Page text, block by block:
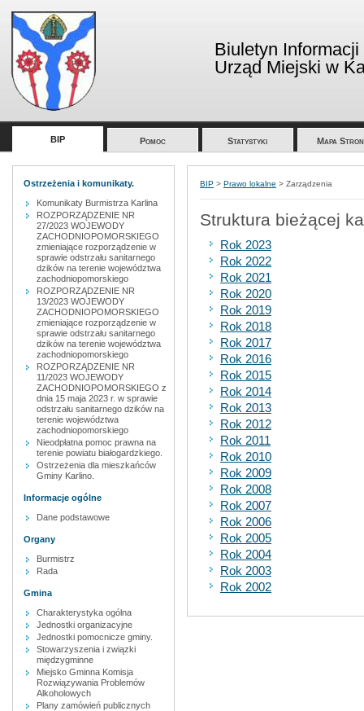
Biuletyn
Urząd Miejski w
BIP Pomoc Statystyki Mapa
Ostrzeżenia i komunikaty.
Komunikaty Burmistrza Karlina
ROZPORZĄDZENIE NR
27/2023 WOJEWODY
ZACHODNIOPOMORSKIEGO
zmieniające rozporządzenie w
sprawie odstrzału sanitarnego
dzików na terenie województwa
zachodniopomorskiego
ROZPORZĄDZENIE NR
13/2023 WOJEWODY
ZACHODNIOPOMORSKIEGO
zmieniające rozporządzenie w
sprawie odstrzału sanitarnego
dzików na terenie województwa
zachodniopomorskiego
ROZPORZĄDZENIE NR
11/2023 WOJEWODY
ZACHODNIOPOMORSKIEGO z
dnia 15 maja 2023 r. w sprawie
odstrzału sanitarnego dzików na
terenie województwa
zachodniopomorskiego
Nieodpłatna pomoc prawna na
terenie powiatu białogardzkiego.
Ostrzeżenia dla mieszkańców
Gminy Karlino.
Informacje ogólne
Dane podstawowe
Organy
Burmistrz
Rada
Gmina
Charakterystyka ogólna
Jednostki organizacyjne
Jednostki pomocnicze gminy.
Stowarzyszenia i związki
międzygminne
Miejsko Gminna Komisja
Rozwiązywania Problemów
Alkoholowych
Plany zamówień publicznych
BIP > Prawo lokalne > Zarządzenia
Struktura bieżącej
Rok 2023
Rok 2022
Rok 2021
Rok 2020
Rok 2019
Rok 2018
Rok 2017
Rok 2016
Rok 2015
Rok 2014
Rok 2013
Rok 2012
Rok 2011
Rok 2010
Rok 2009
Rok 2008
Rok 2007
Rok 2006
Rok 2005
Rok 2004
Rok 2003
Rok 2002